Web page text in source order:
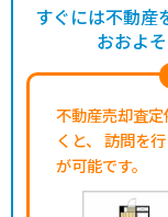
不動産売却査
くと、
訪問を
が可能です。
すぐには不動産
おおよ